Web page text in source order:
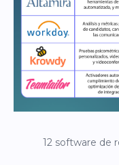
12 software de